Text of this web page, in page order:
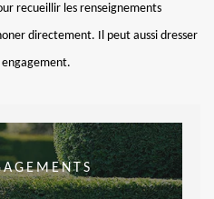
recueillir les renseignements
directement. Il peut aussi dresser